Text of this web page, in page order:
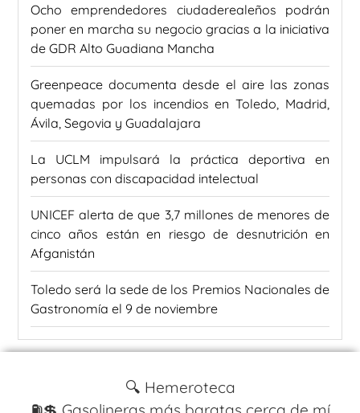
Ocho emprendedores ciudaderealeños podrán
poner en marcha su negocio gracias a la iniciativa
de GDR Alto Guadiana Mancha
Greenpeace documenta desde el aire las zonas
quemadas por los incendios en Toledo, Madrid,
Ávila, Segovia y Guadalajara
La UCLM impulsará la práctica deportiva en
personas con discapacidad intelectual
UNICEF alerta de que 3,7 millones de menores de
cinco años están en riesgo de desnutrición en
Afganistán
Toledo será la sede de los Premios Nacionales de
Gastronomía el 9 de noviembre
🔍 Hemeroteca